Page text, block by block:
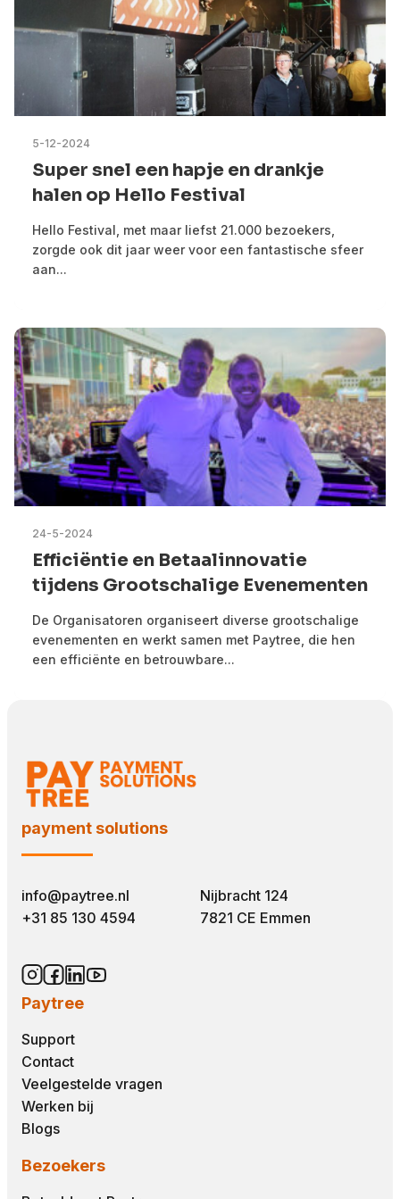
5-12-2024
Super snel een hapje en drankje
halen op Hello Festival
Hello Festival, met maar liefst 21.000 bezoekers,
zorgde ook dit jaar weer voor een fantastische sfeer
aan...
24-5-2024
Efficiëntie en Betaalinnovatie
tijdens Grootschalige Evenementen
De Organisatoren organiseert diverse grootschalige
evenementen en werkt samen met Paytree, die hen
een efficiënte en betrouwbare...
payment solutions
info@paytree.nl
+31 85 130 4594
Nijbracht 124
7821 CE Emmen
Paytree
Support
Contact
Veelgestelde vragen
Werken bij
Blogs
Bezoekers